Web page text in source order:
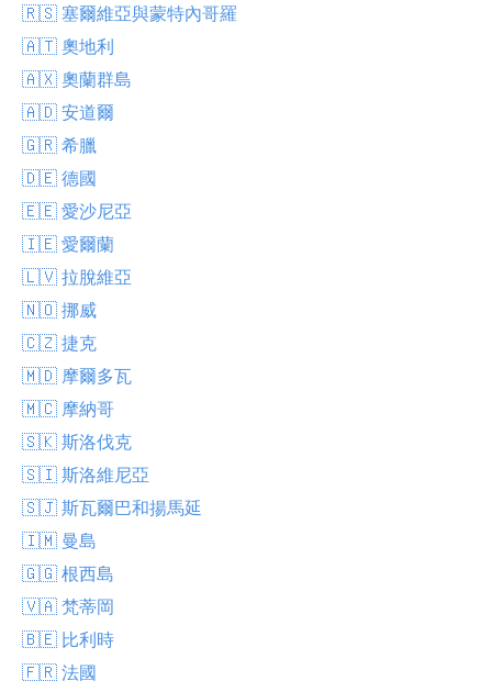
🇷🇸 塞爾維亞與蒙特內哥羅
🇦🇹 奧地利
🇦🇽 奧蘭群島
🇦🇩 安道爾
🇬🇷 希臘
🇩🇪 德國
🇪🇪 愛沙尼亞
🇮🇪 愛爾蘭
🇱🇻 拉脫維亞
🇳🇴 挪威
🇨🇿 捷克
🇲🇩 摩爾多瓦
🇲🇨 摩納哥
🇸🇰 斯洛伐克
🇸🇮 斯洛維尼亞
🇸🇯 斯瓦爾巴和揚馬延
🇮🇲 曼島
🇬🇬 根西島
🇻🇦 梵蒂岡
🇧🇪 比利時
🇫🇷 法國